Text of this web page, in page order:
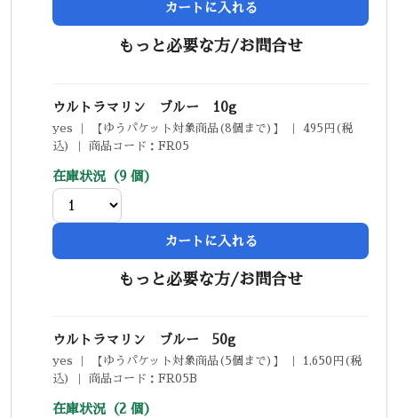
カートに入れる
もっと必要な方/お問合せ
ウルトラマリン ブルー 10g
yes ｜ 【ゆうパケット対象商品(8個まで)】 ｜ 495円(税
込) ｜ 商品コード：FR05
在庫状況（9 個）
カートに入れる
もっと必要な方/お問合せ
ウルトラマリン ブルー 50g
yes ｜ 【ゆうパケット対象商品(5個まで)】 ｜ 1,650円(税
込) ｜ 商品コード：FR05B
在庫状況（2 個）